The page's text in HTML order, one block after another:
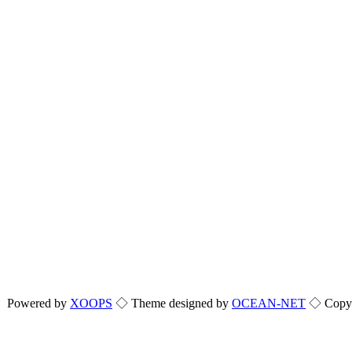
Powered by XOOPS ◇ Theme designed by OCEAN-NET ◇